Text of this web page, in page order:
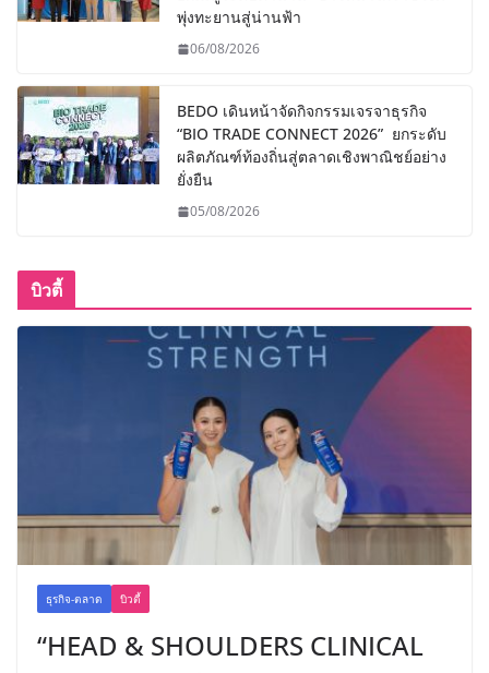
พุ่งทะยานสู่น่านฟ้า
06/08/2026
BEDO เดินหน้าจัดกิจกรรมเจรจาธุรกิจ
“BIO TRADE CONNECT 2026” ยกระดับ
ผลิตภัณฑ์ท้องถิ่นสู่ตลาดเชิงพาณิชย์อย่าง
ยั่งยืน
05/08/2026
บิวตี้
ธุรกิจ-ตลาด บิวตี้
“HEAD & SHOULDERS CLINICAL